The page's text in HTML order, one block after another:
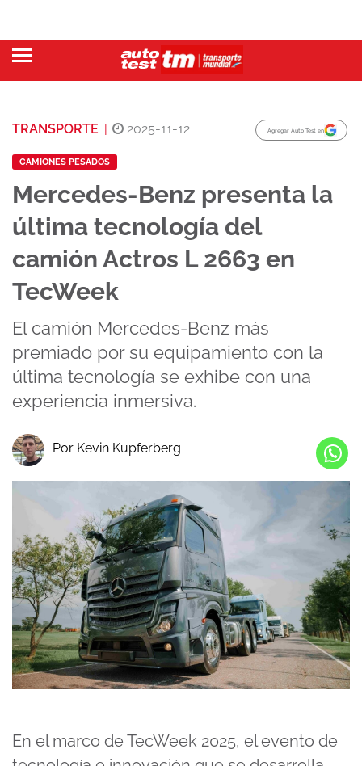
TRANSPORTE | 2025-11-12 Agregar Auto Test en
CAMIONES PESADOS
Mercedes-Benz presenta la
última tecnología del
camión Actros L 2663 en
TecWeek
El camión Mercedes-Benz más
premiado por su equipamiento con la
última tecnología se exhibe con una
experiencia inmersiva.
Por Kevin Kupferberg
En el marco de TecWeek 2025, el evento de